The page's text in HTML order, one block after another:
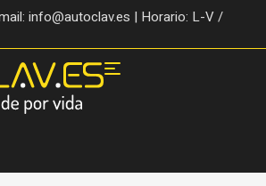
info@autoclav.es | Horario: L-V /